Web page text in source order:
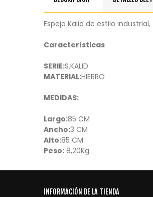
Espejo Kalid de estilo
Características
SERIE:S.KALID
MATERIAL:HIERRO
MEDIDAS:
Largo:85 CM
Ancho:3 CM
Alto:85 CM
Peso: 8,20Kg
INFORMACIÓN DE LA TIENDA